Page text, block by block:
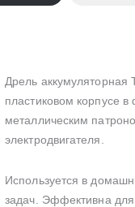
Дрель аккумуляторная
пластиковом корпусе
металлическим
электродвигателя.
Используется в
задач. Эффективна для